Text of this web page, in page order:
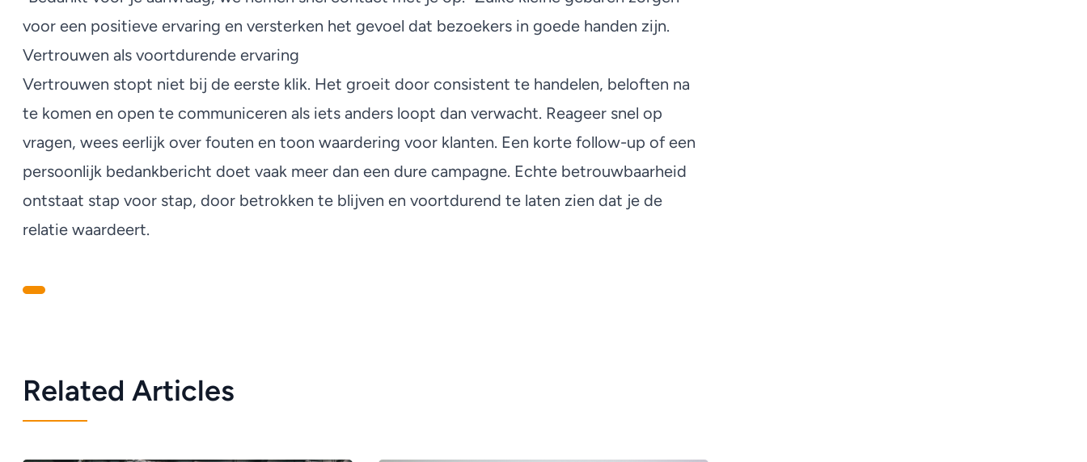
voor een positieve ervaring en versterken het gevoel dat bezoekers in goede handen zijn.
Vertrouwen als voortdurende ervaring
Vertrouwen stopt niet bij de eerste klik. Het groeit door consistent te handelen, beloften na
te komen en open te communiceren als iets anders loopt dan verwacht. Reageer snel op
vragen, wees eerlijk over fouten en toon waardering voor klanten. Een korte follow-up of een
persoonlijk bedankbericht doet vaak meer dan een dure campagne. Echte betrouwbaarheid
ontstaat stap voor stap, door betrokken te blijven en voortdurend te laten zien dat je de
relatie waardeert.
Related Articles